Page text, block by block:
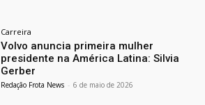
Carreira
Volvo anuncia primeira mulher
presidente na América Latina: Silvia
Gerber
Redação Frota News - 6 de maio de 2026